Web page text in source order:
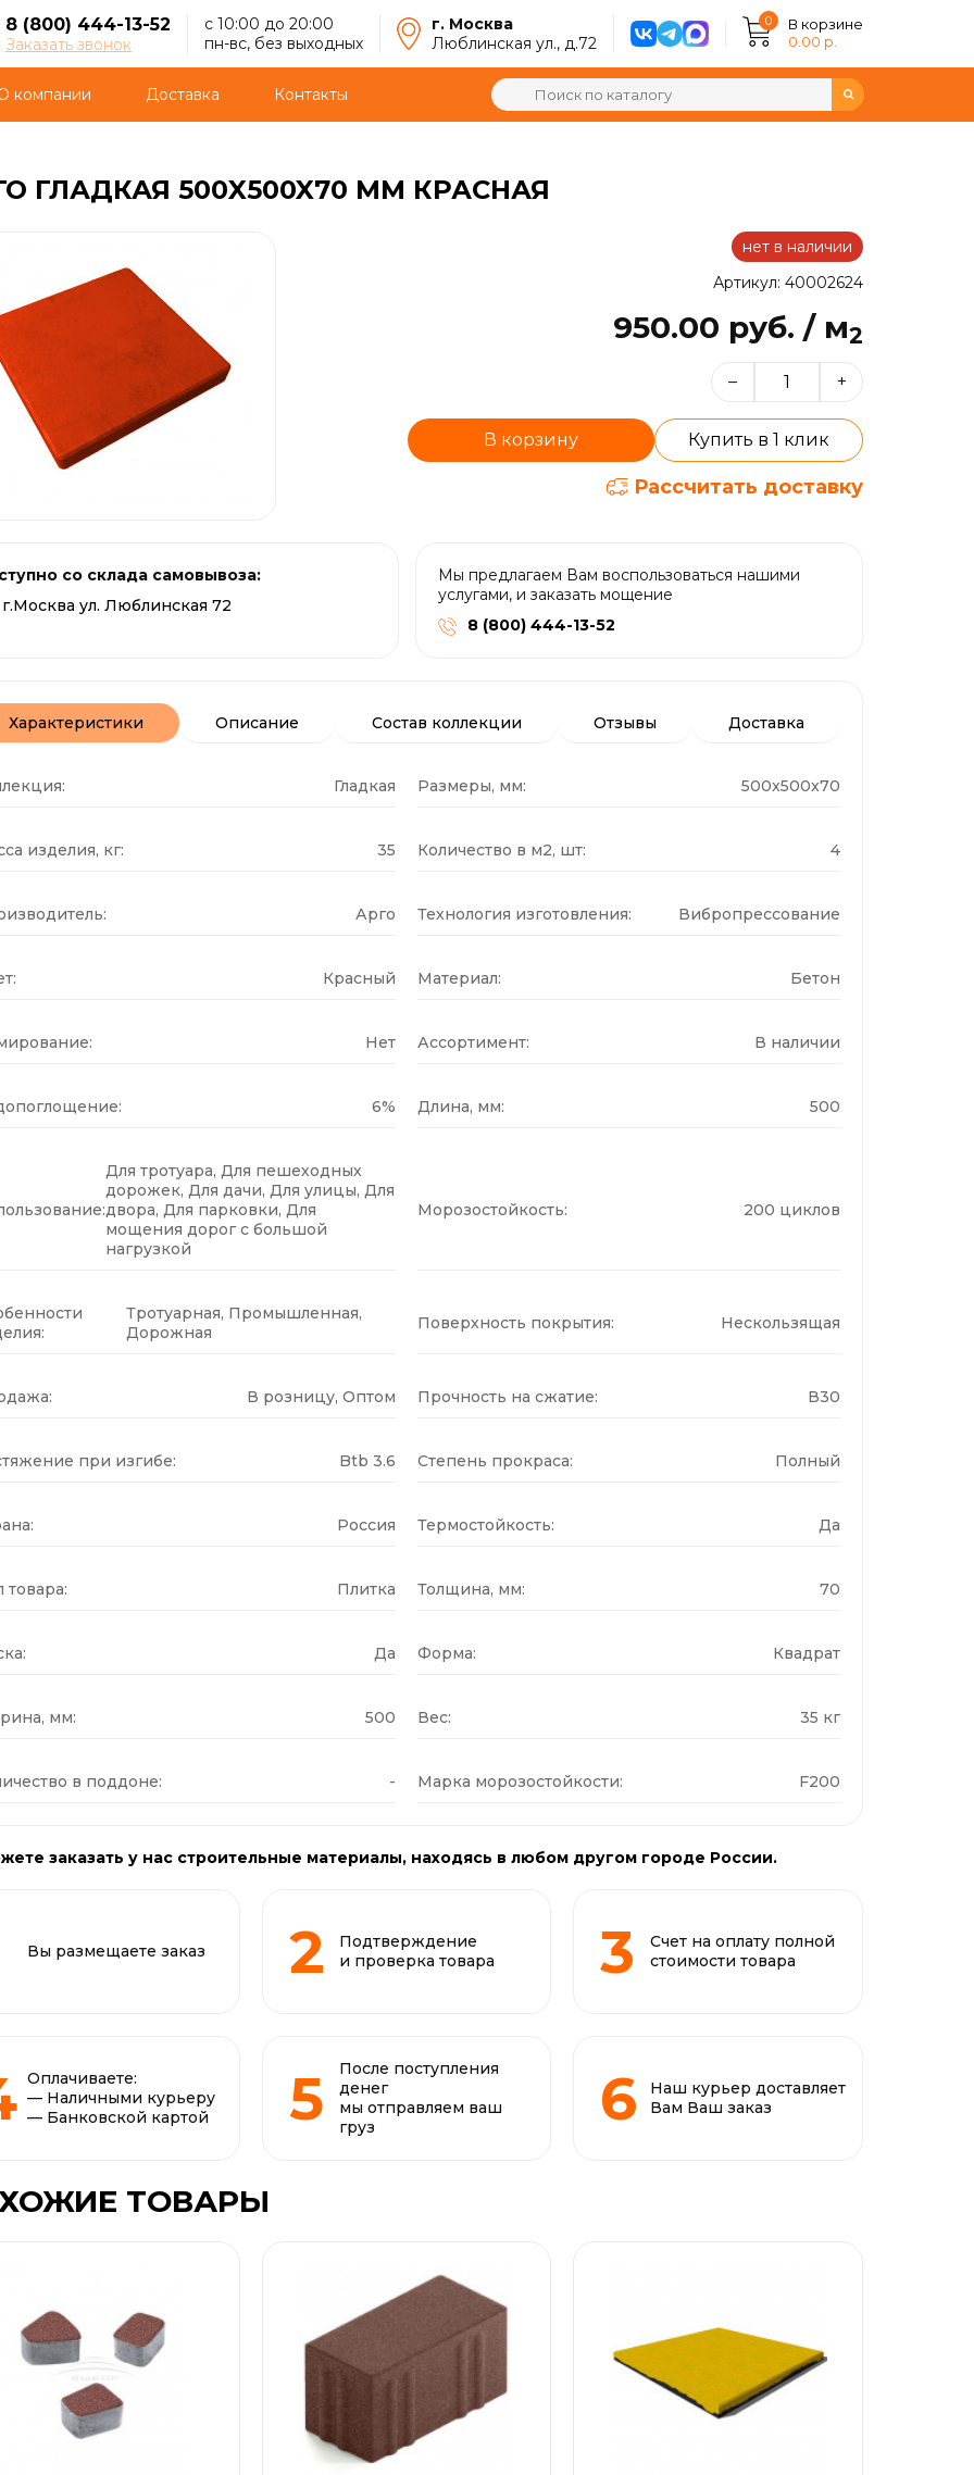
8 (800) 444-13-52
Заказать звонок
с 10:00 до 20:00
пн-вс, без выходных
г. Москва
Люблинская ул., д.72
0
В корзине
0.00 р.
компании Доставка Контакты
ГЛАДКАЯ 500X500X70 ММ КРАСНАЯ
нет в наличии
Артикул: 40002624
950.00 руб. / м2
– +
В корзину Купить в 1 клик
Рассчитать доставку
со склада самовывоза:
г.Москва ул. Люблинская 72
Мы предлагаем Вам воспользоваться нашими
услугами, и заказать мощение
8 (800) 444-13-52
Характеристики Описание Состав коллекции Отзывы Доставка
Гладкая Размеры, мм: 500x500x70
изделия, кг: 35 Количество в м2, шт: 4
Арго Технология изготовления: Вибропрессование
Красный Материал: Бетон
Нет Ассортимент: В наличии
6% Длина, мм: 500
Для тротуара, Для пешеходных
дорожек, Для дачи, Для улицы, Для
двора, Для парковки, Для
мощения дорог с большой
нагрузкой
Морозостойкость: 200 циклов
Тротуарная, Промышленная,
Дорожная
Поверхность покрытия: Нескользящая
В розницу, Оптом Прочность на сжатие: В30
при изгибе: Btb 3.6 Степень прокраса: Полный
Россия Термостойкость: Да
товара: Плитка Толщина, мм: 70
Да Форма: Квадрат
мм: 500 Вес: 35 кг
в поддоне: - Марка морозостойкости: F200
заказать у нас строительные материалы, находясь в любом другом городе России.
Вы размещаете заказ
Подтверждение
и проверка товара
Счет на оплату полной
стоимости товара
Оплачиваете:
— Наличными курьеру
— Банковской картой
После поступления
денег
мы отправляем ваш
груз
Наш курьер доставляет
Вам Ваш заказ
ТОВАРЫ